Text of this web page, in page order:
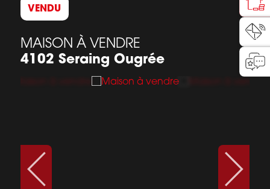
VENDU
MAISON À VENDRE
4102 Seraing Ougrée